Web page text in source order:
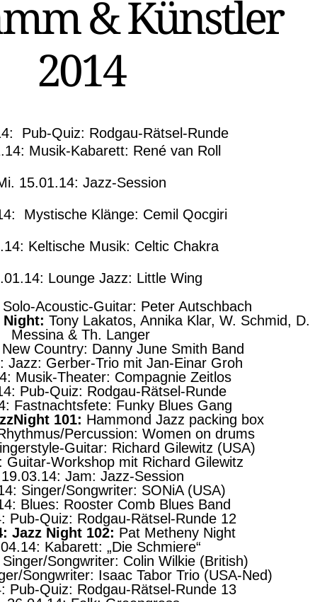
& Künstler
2014
Pub-Quiz: Rodgau-Rätsel-Runde
Musik-Kabarett: René van Roll
15.01.14: Jazz-Session
Mystische Klänge: Cemil Qocgiri
Keltische Musik: Celtic Chakra
Lounge Jazz: Little Wing
Acoustic-Guitar: Peter Autschbach
Night: Tony Lakatos, Annika Klar, W. Schmid, D.
Messina & Th. Langer
Country: Danny June Smith Band
Jazz: Gerber-Trio mit Jan-Einar Groh
Musik-Theater: Compagnie Zeitlos
Pub-Quiz: Rodgau-Rätsel-Runde
Fastnachtsfete: Funky Blues Gang
101: Hammond Jazz packing box
Percussion: Women on drums
Guitar: Richard Gilewitz (USA)
Guitar-Workshop mit Richard Gilewitz
Jam: Jazz-Session
Singer/Songwriter: SONiA (USA)
Blues: Rooster Comb Blues Band
Pub-Quiz: Rodgau-Rätsel-Runde 12
Jazz Night 102: Pat Metheny Night
Kabarett: „Die Schmiere“
Songwriter: Colin Wilkie (British)
Songwriter: Isaac Tabor Trio (USA-Ned)
Pub-Quiz: Rodgau-Rätsel-Runde 13